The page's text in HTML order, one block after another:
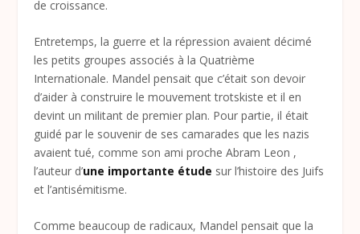
de croissance.
Entretemps, la guerre et la répression avaient décimé
les petits groupes associés à la Quatrième
Internationale. Mandel pensait que c’était son devoir
d’aider à construire le mouvement trotskiste et il en
devint un militant de premier plan. Pour partie, il était
guidé par le souvenir de ses camarades que les nazis
avaient tué, comme son ami proche Abram Leon ,
l’auteur d’une importante étude sur l’histoire des Juifs
et l’antisémitisme.
Comme beaucoup de radicaux, Mandel pensait que la